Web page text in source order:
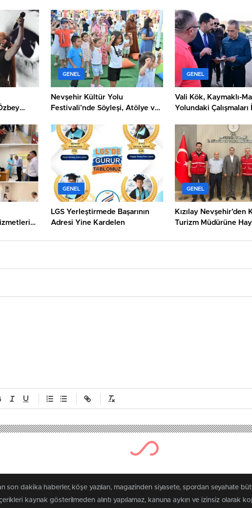
GENEL
Nevşehir Kültür Yolu
Festivali’nde Söyleşi, Atölye ve
GENEL
Vali Kök, Kaymaklı-
Yolundaki Çalışmaları
GENEL
LGS Yerleştirmede Başarının
Adresi Yine Kardelen
GENEL
Kızılay Nevşehir’den
Turizm Müdürüne
son dakika haberler, köşe yazıları, magazinden siyasete, spordan seyahate
kaynak gösterilmeden alıntı yapılamaz, kanuna aykırı ve izinsiz olarak